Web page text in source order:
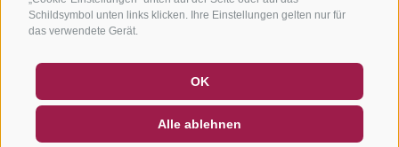
Schildsymbol unten links klicken. Ihre Einstellungen gelten nur für
das verwendete Gerät.
OK
Alle ablehnen
NEWSLETTER
SOCIAL WALL WETTER